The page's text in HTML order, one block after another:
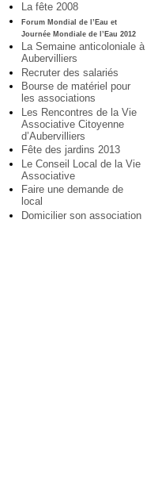
La fête 2008
Forum Mondial de l’Eau et
Journée Mondiale de l’Eau 2012
La Semaine anticoloniale à
Aubervilliers
Recruter des salariés
Bourse de matériel pour
les associations
Les Rencontres de la Vie
Associative Citoyenne
d’Aubervilliers
Fête des jardins 2013
Le Conseil Local de la Vie
Associative
Faire une demande de
local
Domicilier son association